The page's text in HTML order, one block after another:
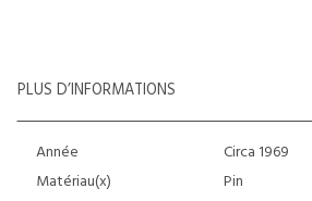
PLUS D’INFORMATIONS
Année
Circa 1969
Matériau(x)
Pin